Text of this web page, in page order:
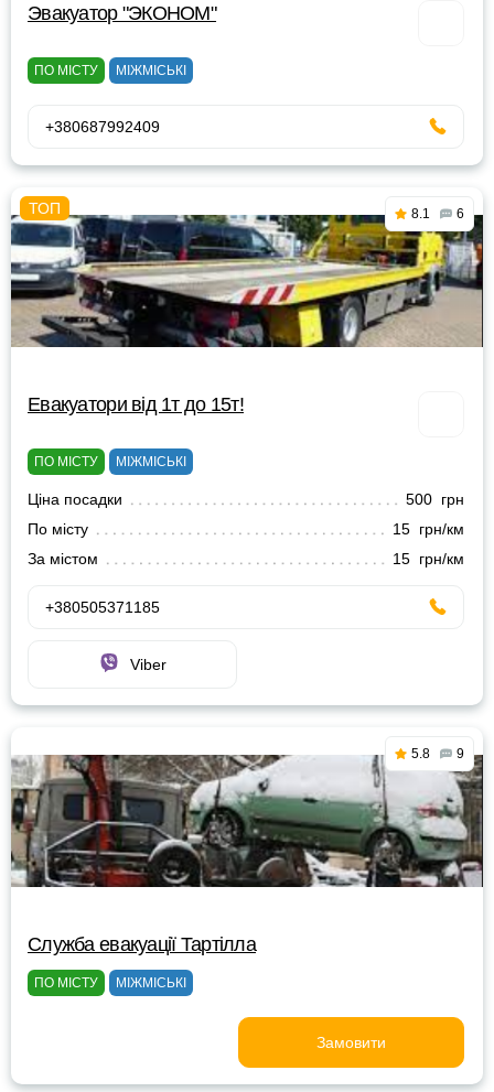
Эвакуатор "ЭКОНОМ"
ПО МІСТУ МІЖМІСЬКІ
+380687992409
8.1 6
Евакуатори від 1т до 15т!
ПО МІСТУ МІЖМІСЬКІ
Ціна посадки
500 грн
По місту
15 грн/км
За містом
15 грн/км
+380505371185
Viber
5.8 9
Служба евакуації Тартілла
ПО МІСТУ МІЖМІСЬКІ
Замовити